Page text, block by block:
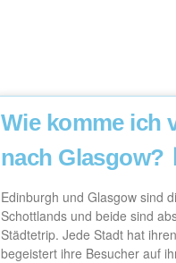
Wie komme ich
nach Glasgow?
Edinburgh und Glasgow sind
Schottlands und beide sind
Städtetrip. Jede Stadt hat
begeistert ihre Besucher auf